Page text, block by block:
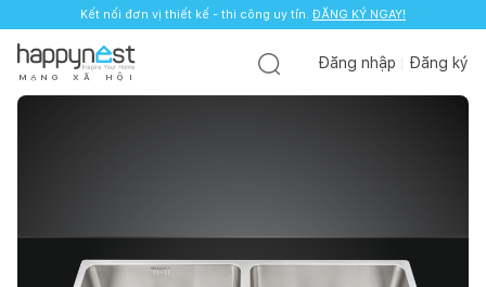
Kết nối đơn vị thiết kế - thi công uy tín. ĐĂNG KÝ NGAY!
M Ạ N G X Ã H Ộ I
Đăng nhập Đăng ký